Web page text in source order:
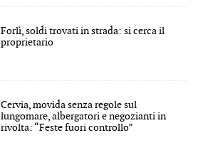
Forlì, soldi trovati in strada: si cerca il
proprietario
Cervia, movida senza regole sul
lungomare, albergatori e negozianti in
rivolta: “Feste fuori controllo”